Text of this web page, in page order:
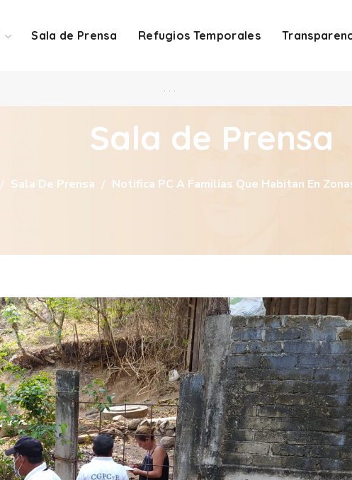
Sala de Prensa Refugios Temporales
. . .
Sala de Prensa
Sala De Prensa Notifica PC A Familias Que Habitan En